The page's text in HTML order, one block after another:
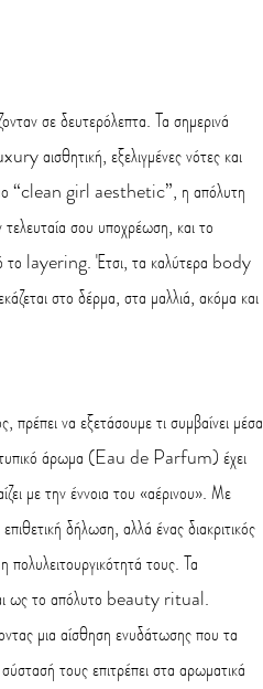
σε δευτερόλεπτα. Τα σημερινά
αισθητική, εξελιγμένες νότες και
“clean girl aesthetic”, η απόλυτη
τελευταία σου υποχρέωση, και το
το layering. Έτσι, τα καλύτερα body
στο δέρμα, στα μαλλιά, ακόμα και
να εξετάσουμε τι συμβαίνει μέσα
τυπικό άρωμα (Eau de Parfum) έχει
με την έννοια του «αέρινου». Με
δήλωση, αλλά ένας διακριτικός
τους. Τα
ως το απόλυτο beauty ritual.
μια αίσθηση ενυδάτωσης που τα
τους επιτρέπει στα αρωματικά